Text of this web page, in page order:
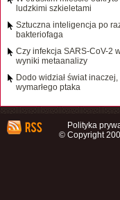
ludzkimi szkieletami
Sztuczna inteligencja po
bakteriofaga
Czy infekcja SARS-CoV-2
wyniki metaanalizy
Dodo widział świat
wymarłego ptaka
Polityka
© Copyright